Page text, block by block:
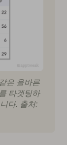
은 올바른
타겟팅하
다. 출처: